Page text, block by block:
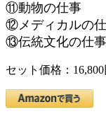
⑪動物の仕事
⑫メディカルの
⑬伝統文化の仕事
セット価格：16,800